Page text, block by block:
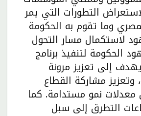
التطورات التي يمر
وما تقوم به الحكومة
لاستكمال مسار التحول
الحكومة لتنفيذ برنامج
إلى تعزيز مرونة
وتعزيز مشاركة القطاع
معدلات نمو مستدامة. كما
التطرق إلى سبل